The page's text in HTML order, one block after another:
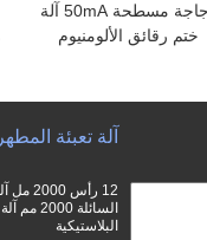
زجاجة مسطحة 50mA آلة
ختم رقائق الألومنيوم
آلة تعبئة المطهر
12 رأس
السائلة
البلاستيكية